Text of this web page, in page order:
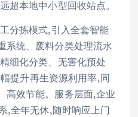
超本地中小型回收站点。
分拣模式,引入全套智能
系统、废料分类处理流水
细化分类、无害化预处
提升再生资源利用率,同
高效节能。服务层面,企业
,全年无休,随时响应上门